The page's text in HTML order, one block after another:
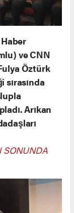
ve CNN
Öztürk
Arıkan
SONUNDA